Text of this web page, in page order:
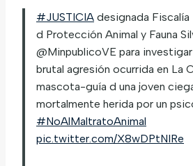
#JUSTICIA designada Fiscalía
d Protección Animal y Fauna
@MinpublicoVE para
brutal agresión ocurrida en La
mascota-guía d una joven
mortalmente herida por un
#NoAlMaltratoAnimal
pic.twitter.com/X8wDPtNIRe